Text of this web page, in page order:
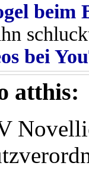
beim
bei
atthis: